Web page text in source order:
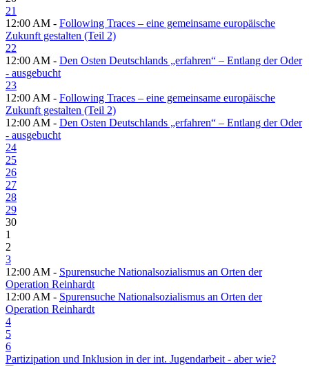
21
12:00 AM - Following Traces – eine gemeinsame europäische
Zukunft gestalten (Teil 2)
22
12:00 AM - Den Osten Deutschlands „erfahren“ – Entlang der Oder
- ausgebucht
23
12:00 AM - Following Traces – eine gemeinsame europäische
Zukunft gestalten (Teil 2)
12:00 AM - Den Osten Deutschlands „erfahren“ – Entlang der Oder
- ausgebucht
24
25
26
27
28
29
30
1
2
3
12:00 AM - Spurensuche Nationalsozialismus an Orten der
Operation Reinhardt
12:00 AM - Spurensuche Nationalsozialismus an Orten der
Operation Reinhardt
4
5
6
Partizipation und Inklusion in der int. Jugendarbeit - aber wie?